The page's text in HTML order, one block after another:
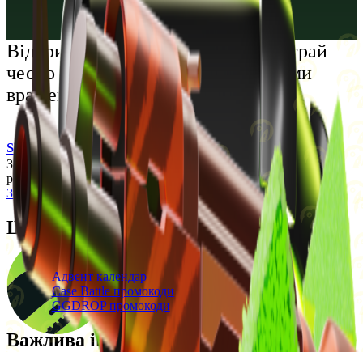
Українська
Відкрий світ преміальних розваг: грай
чесно та насолоджуйся унікальними
враженнями
support@cs-wiki.org
Заходячи на цей сайт, ви підтверджуєте, що виповнилося 18
років. Проблеми із азартними іграми?
Звернеться по допомогу
Щоденні бонуси
Свіжі промокоди
Адвент календар
Case Battle промокоди
GGDROP промокоди
Важлива інформація